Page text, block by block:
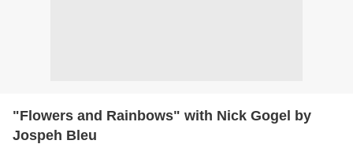
"Flowers and Rainbows" with Nick Gogel by
Jospeh Bleu